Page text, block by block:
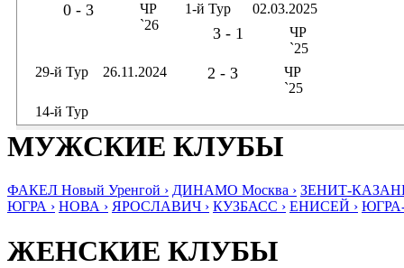
0 - 3
ЧР
`26
1-й Тур 02.03.2025
3 - 1
ЧР
`25
29-й Тур
26.11.2024 2 - 3
ЧР
`25
14-й Тур
МУЖСКИЕ КЛУБЫ
ФАКЕЛ Новый Уренгой › ДИНАМО Москва › ЗЕНИТ-
ЮГРА › НОВА › ЯРОСЛАВИЧ › КУЗБАСС › ЕНИСЕЙ ›
ЖЕНСКИЕ КЛУБЫ